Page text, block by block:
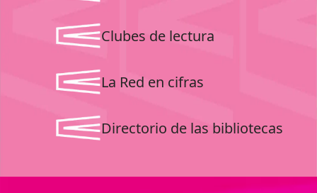
Clubes de lectura
La Red en cifras
Directorio de las bibliotecas